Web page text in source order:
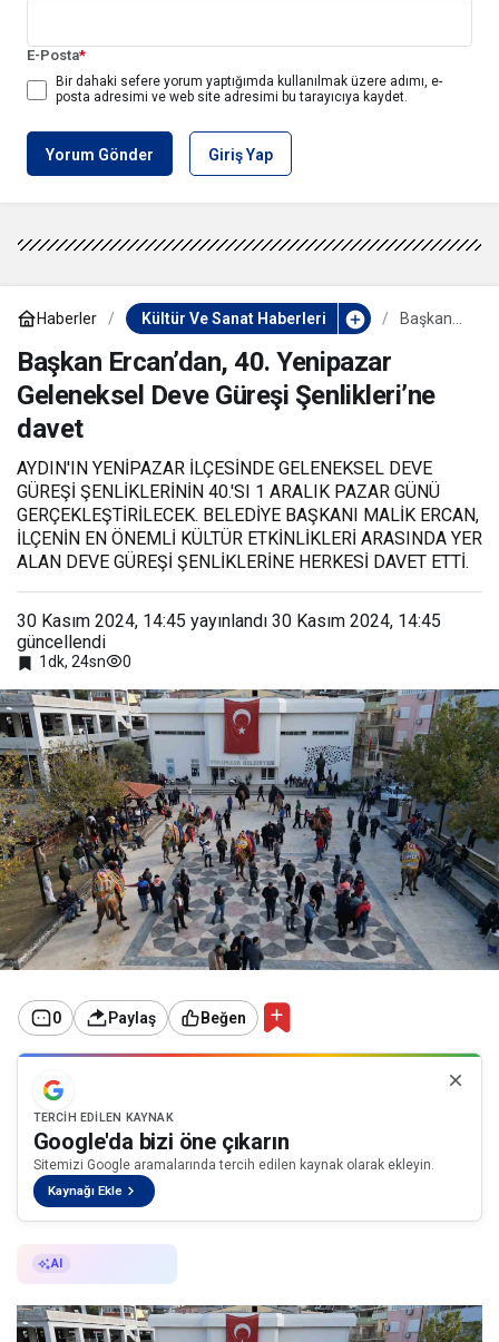
E-Posta*
Bir dahaki sefere yorum yaptığımda kullanılmak üzere adımı, e-
posta adresimi ve web site adresimi bu tarayıcıya kaydet.
Yorum Gönder Giriş Yap
Haberler Kültür Ve Sanat Haberleri
Başkan
r
Geleneks
Şenlikleri’
ne davet
Başkan Ercan’dan, 40. Yenipazar
Geleneksel Deve Güreşi Şenlikleri’ne
davet
AYDIN'IN YENİPAZAR İLÇESİNDE GELENEKSEL DEVE
GÜREŞİ ŞENLİKLERİNİN 40.'SI 1 ARALIK PAZAR GÜNÜ
GERÇEKLEŞTİRİLECEK. BELEDİYE BAŞKANI MALİK ERCAN,
İLÇENİN EN ÖNEMLİ KÜLTÜR ETKİNLİKLERİ ARASINDA YER
ALAN DEVE GÜREŞİ ŞENLİKLERİNE HERKESİ DAVET ETTİ.
30 Kasım 2024, 14:45 yayınlandı 30 Kasım 2024, 14:45
güncellendi
1dk, 24sn 0
0 Paylaş Beğen
TERCIH EDILEN KAYNAK
Google'da bizi öne çıkarın
Sitemizi Google aramalarında tercih edilen kaynak olarak ekleyin.
Kaynağı Ekle
AI